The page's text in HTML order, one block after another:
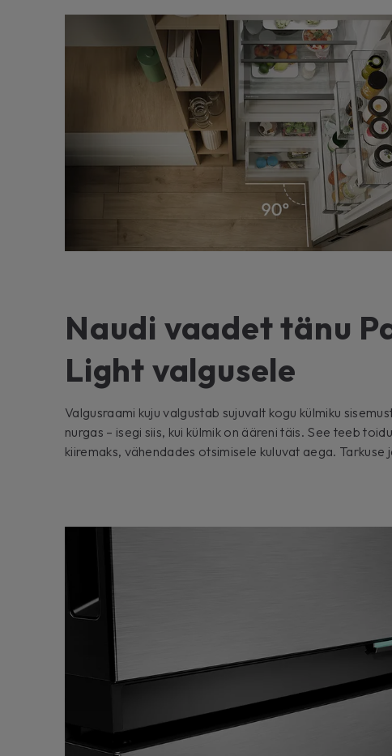
Naudi vaadet tänu
Light valgusele
Valgusraami kuju valgustab sujuvalt kogu külmiku
nurgas – isegi siis, kui külmik on ääreni täis. See teeb
kiiremaks, vähendades otsimisele kuluvat aega. Tarkuse